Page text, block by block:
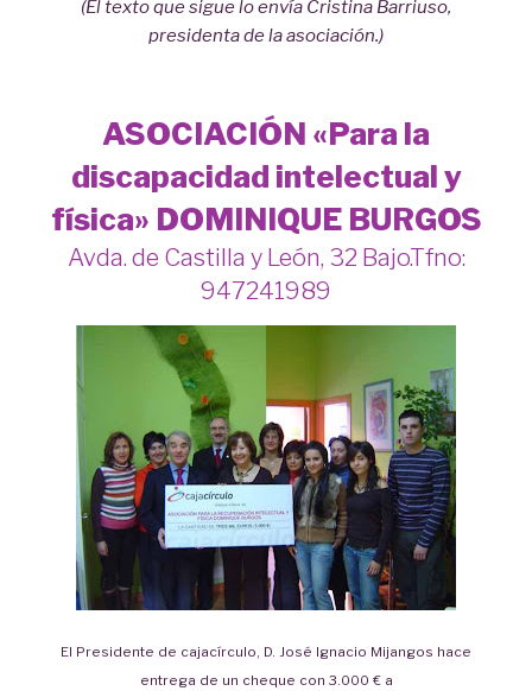
(El texto que sigue lo envía Cristina Barriuso,
presidenta de la asociación.)
ASOCIACIÓN «Para la
discapacidad intelectual y
física» DOMINIQUE BURGOS
Avda. de Castilla y León, 32 Bajo.Tfno:
947241989
El Presidente de cajacírculo, D. José Ignacio Mijangos hace
entrega de un cheque con 3.000 € a